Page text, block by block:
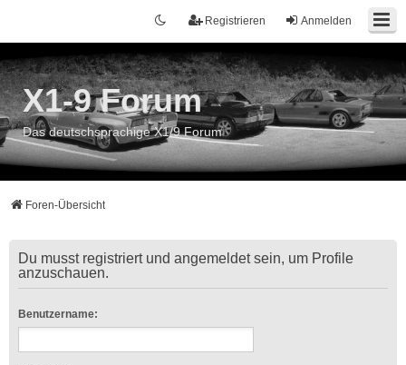
Anmelden
Registrieren
X1-9 Forum
Das deutschsprachige X1/9 Forum
Foren-Übersicht
Du musst registriert und angemeldet sein, um Profile
anzuschauen.
Benutzername: